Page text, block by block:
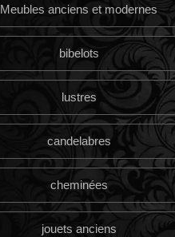
Meubles anciens et modernes
bibelots
lustres
candelabres
cheminées
jouets anciens